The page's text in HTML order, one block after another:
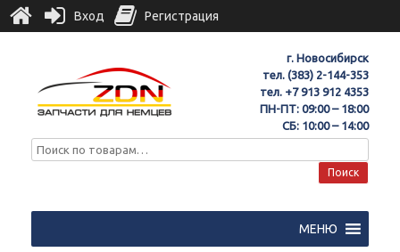
г. Новосибирск
тел. (383) 2-144-353
тел. +7 913 912 4353
ПН-ПТ: 09:00 – 18:00
СБ: 10:00 – 14:00
Поиск
МЕНЮ
Вход Регистрация